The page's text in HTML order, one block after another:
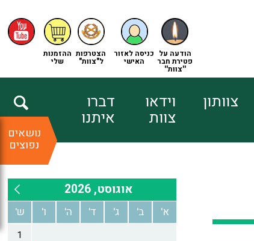
ההזמנות
שלי
הצטרפות
ל"צוות"
כניסה לאזור
האישי
הודעה על
פטירת חבר
''צוות''
צוותון וידאו
צוות
דברו
איתנו
נושאים
נפוצים